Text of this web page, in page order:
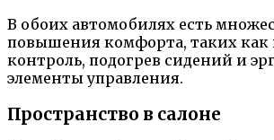
В обоих автомобилях есть
повышения комфорта, таких как
контроль, подогрев сидений и
элементы управления.
Пространство в салоне